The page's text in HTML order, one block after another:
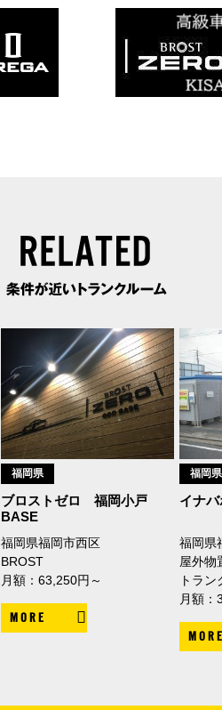
福岡県
ブロストゼロ 福岡小戸
BASE
福岡県福岡市西区
BROST
月額：63,250円～
MORE
福岡県
イナ
福岡県
屋外物
トラン
月額：
MORE